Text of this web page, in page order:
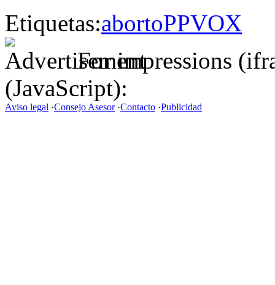
Etiquetas:abortoPPVOX
For impressions
(JavaScript):
Aviso legal ·Consejo Asesor·Contacto ·Publicidad